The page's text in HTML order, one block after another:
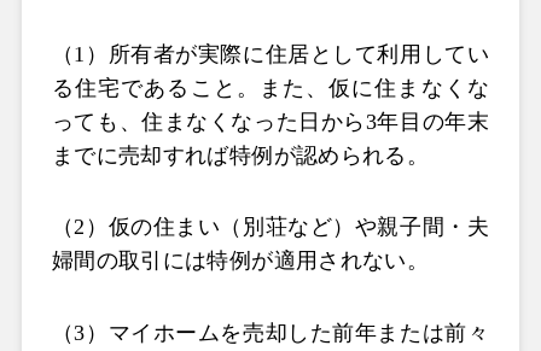
（1）所有者が実際に住居として利用してい
る住宅であること。また、仮に住まなくな
っても、住まなくなった日から3年目の年末
までに売却すれば特例が認められる。
（2）仮の住まい（別荘など）や親子間・夫
婦間の取引には特例が適用されない。
（3）マイホームを売却した前年または前々